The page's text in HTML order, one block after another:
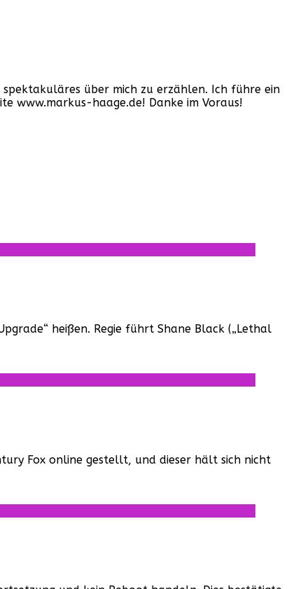
über mich zu erzählen. Ich führe ein
www.markus-haage.de! Danke im Voraus!
heißen. Regie führt Shane Black („Lethal
Fox online gestellt, und dieser hält sich nicht